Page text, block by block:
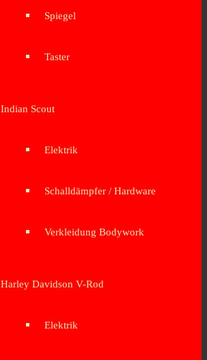
Spiegel
Taster
Indian Scout
Elektrik
Schalldämpfer / Hardware
Verkleidung Bodywork
Harley Davidson V-Rod
Elektrik